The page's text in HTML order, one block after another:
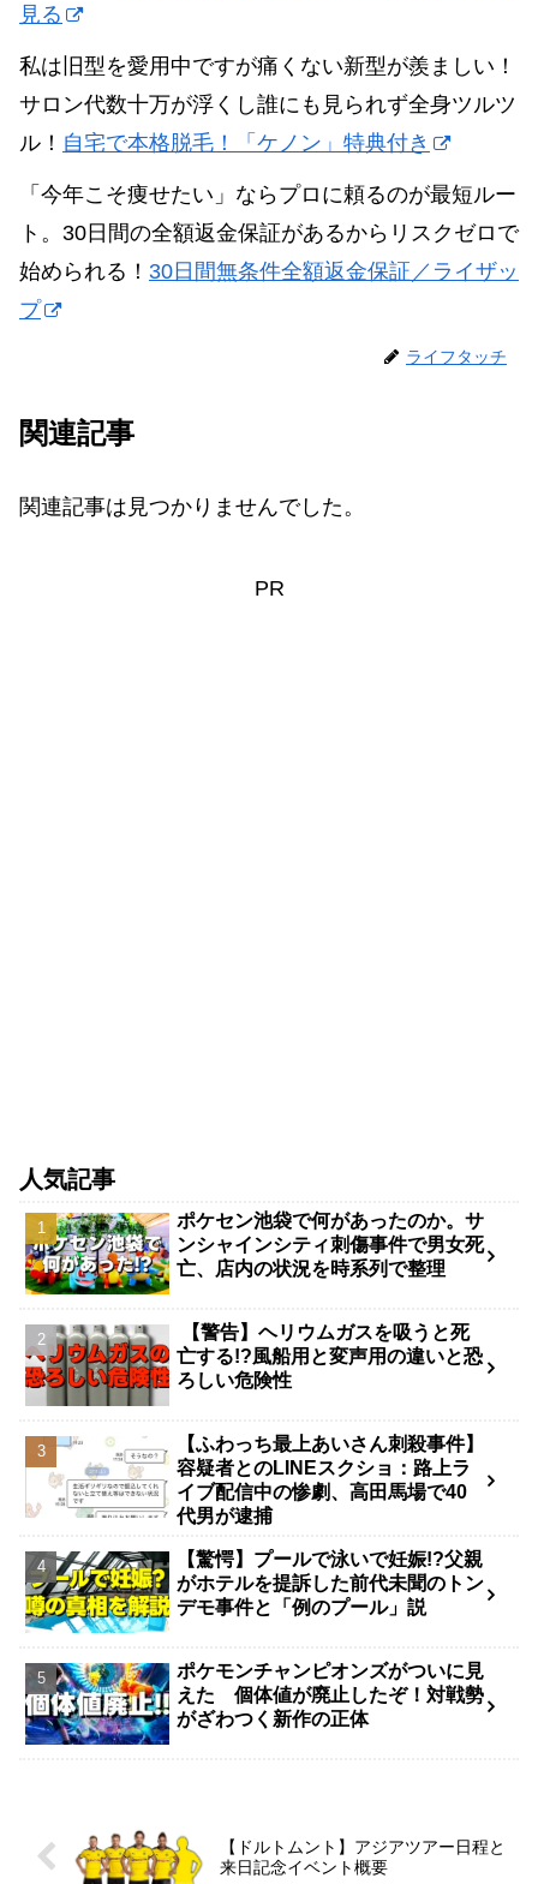
見る
私は旧型を愛用中ですが痛くない新型が羨ましい！
サロン代数十万が浮くし誰にも見られず全身ツルツ
ル！ 自宅で本格脱毛！「ケノン」特典付き
「今年こそ痩せたい」ならプロに頼るのが最短ルー
ト。30日間の全額返金保証があるからリスクゼロで
始められる！ 30日間無条件全額返金保証／ライザッ
プ
ライフタッチ
関連記事
関連記事は見つかりませんでした。
PR
人気記事
ポケセン池袋で何があったのか。サ
ンシャインシティ刺傷事件で男女死
亡、店内の状況を時系列で整理
【警告】ヘリウムガスを吸うと死
亡する!?風船用と変声用の違いと恐
ろしい危険性
【ふわっち最上あいさん刺殺事件】
容疑者とのLINEスクショ：路上ラ
イブ配信中の惨劇、高田馬場で40
代男が逮捕
【驚愕】プールで泳いで妊娠!?父親
がホテルを提訴した前代未聞のトン
デモ事件と「例のプール」説
ポケモンチャンピオンズがついに見
えた 個体値が廃止したぞ！対戦勢
がざわつく新作の正体
【ドルトムント】アジアツアー日程と
来日記念イベント概要